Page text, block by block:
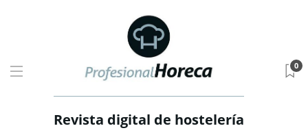
Revista digital de hostelería
0